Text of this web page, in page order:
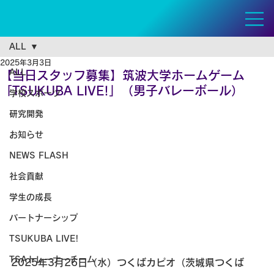
ALL
学校スポーツ
研究開発
お知らせ
NEWS FLASH
社会貢献
学生の成長
パートナーシップ
TSUKUBA LIVE!
TSAトレーナーチーム
ALL
【当日スタッフ募集】筑波大学ホームゲーム
「TSUKUBA LIVE!」（男子バレーボール）
2025年3月3日
2025年3月26日（水）つくばカピオ（茨城県つくば